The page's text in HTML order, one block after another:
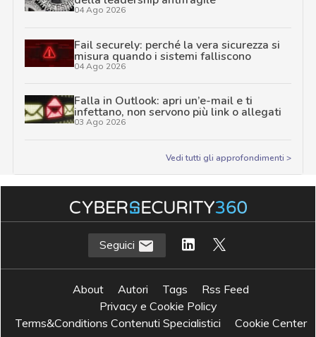
04 Ago 2026
Fail securely: perché la vera sicurezza si
misura quando i sistemi falliscono
04 Ago 2026
Falla in Outlook: apri un’e-mail e ti
infettano, non servono più link o allegati
03 Ago 2026
Vedi tutti gli approfondimenti >
Seguici
About Autori Tags
Rss Feed
Privacy e Cookie Policy
Terms&Conditions Contenuti Specialistici
Cookie Center